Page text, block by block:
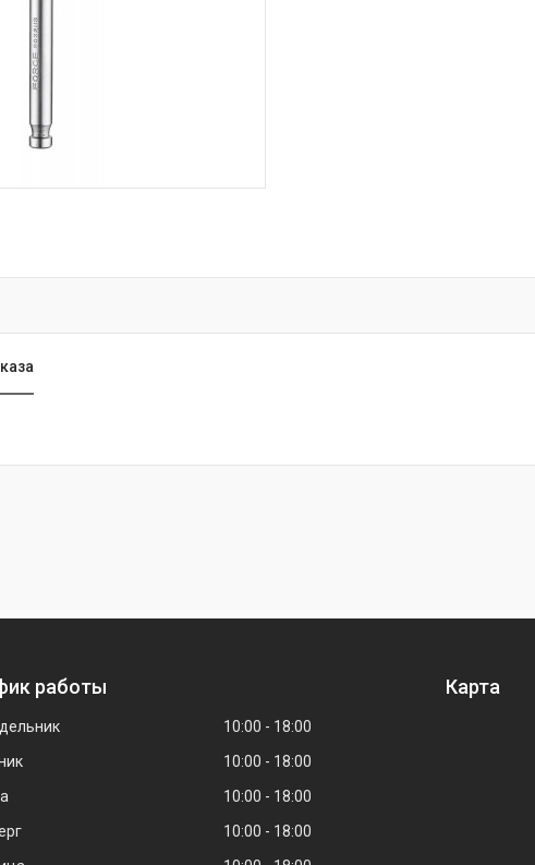
работы
10:00
18:00
10:00
18:00
10:00
18:00
10:00
18:00
Карта